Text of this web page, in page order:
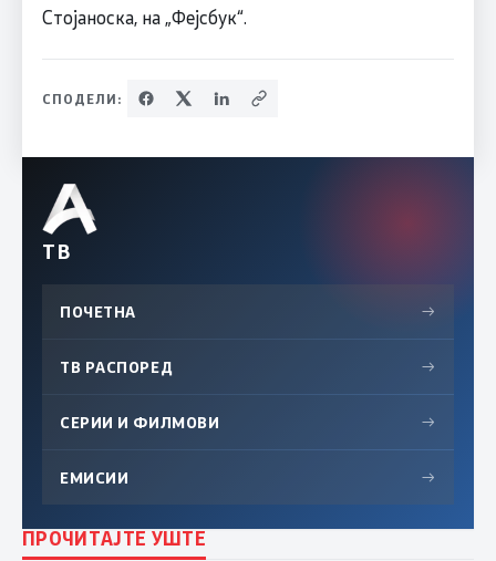
Стојаноска, на „Фејсбук“.
СПОДЕЛИ:
ТВ
ПОЧЕТНА →
ТВ РАСПОРЕД →
СЕРИИ И ФИЛМОВИ →
ЕМИСИИ →
ПРОЧИТАЈТЕ УШТЕ